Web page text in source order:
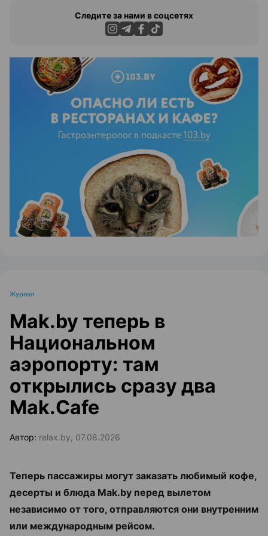
Следите за нами в соцсетях
ЭФФЕКТИВНАЯ РЕКЛАМА НА САЙТЕ
Журнал
Mak.by теперь в
Национальном
аэропорту: там
открылись сразу два
Mak.Cafe
Автор: relax.by, 07.08.2026
Теперь пассажиры могут заказать любимый кофе,
десерты и блюда Mak.by перед вылетом
независимо от того, отправляются они внутренним
или международным рейсом.